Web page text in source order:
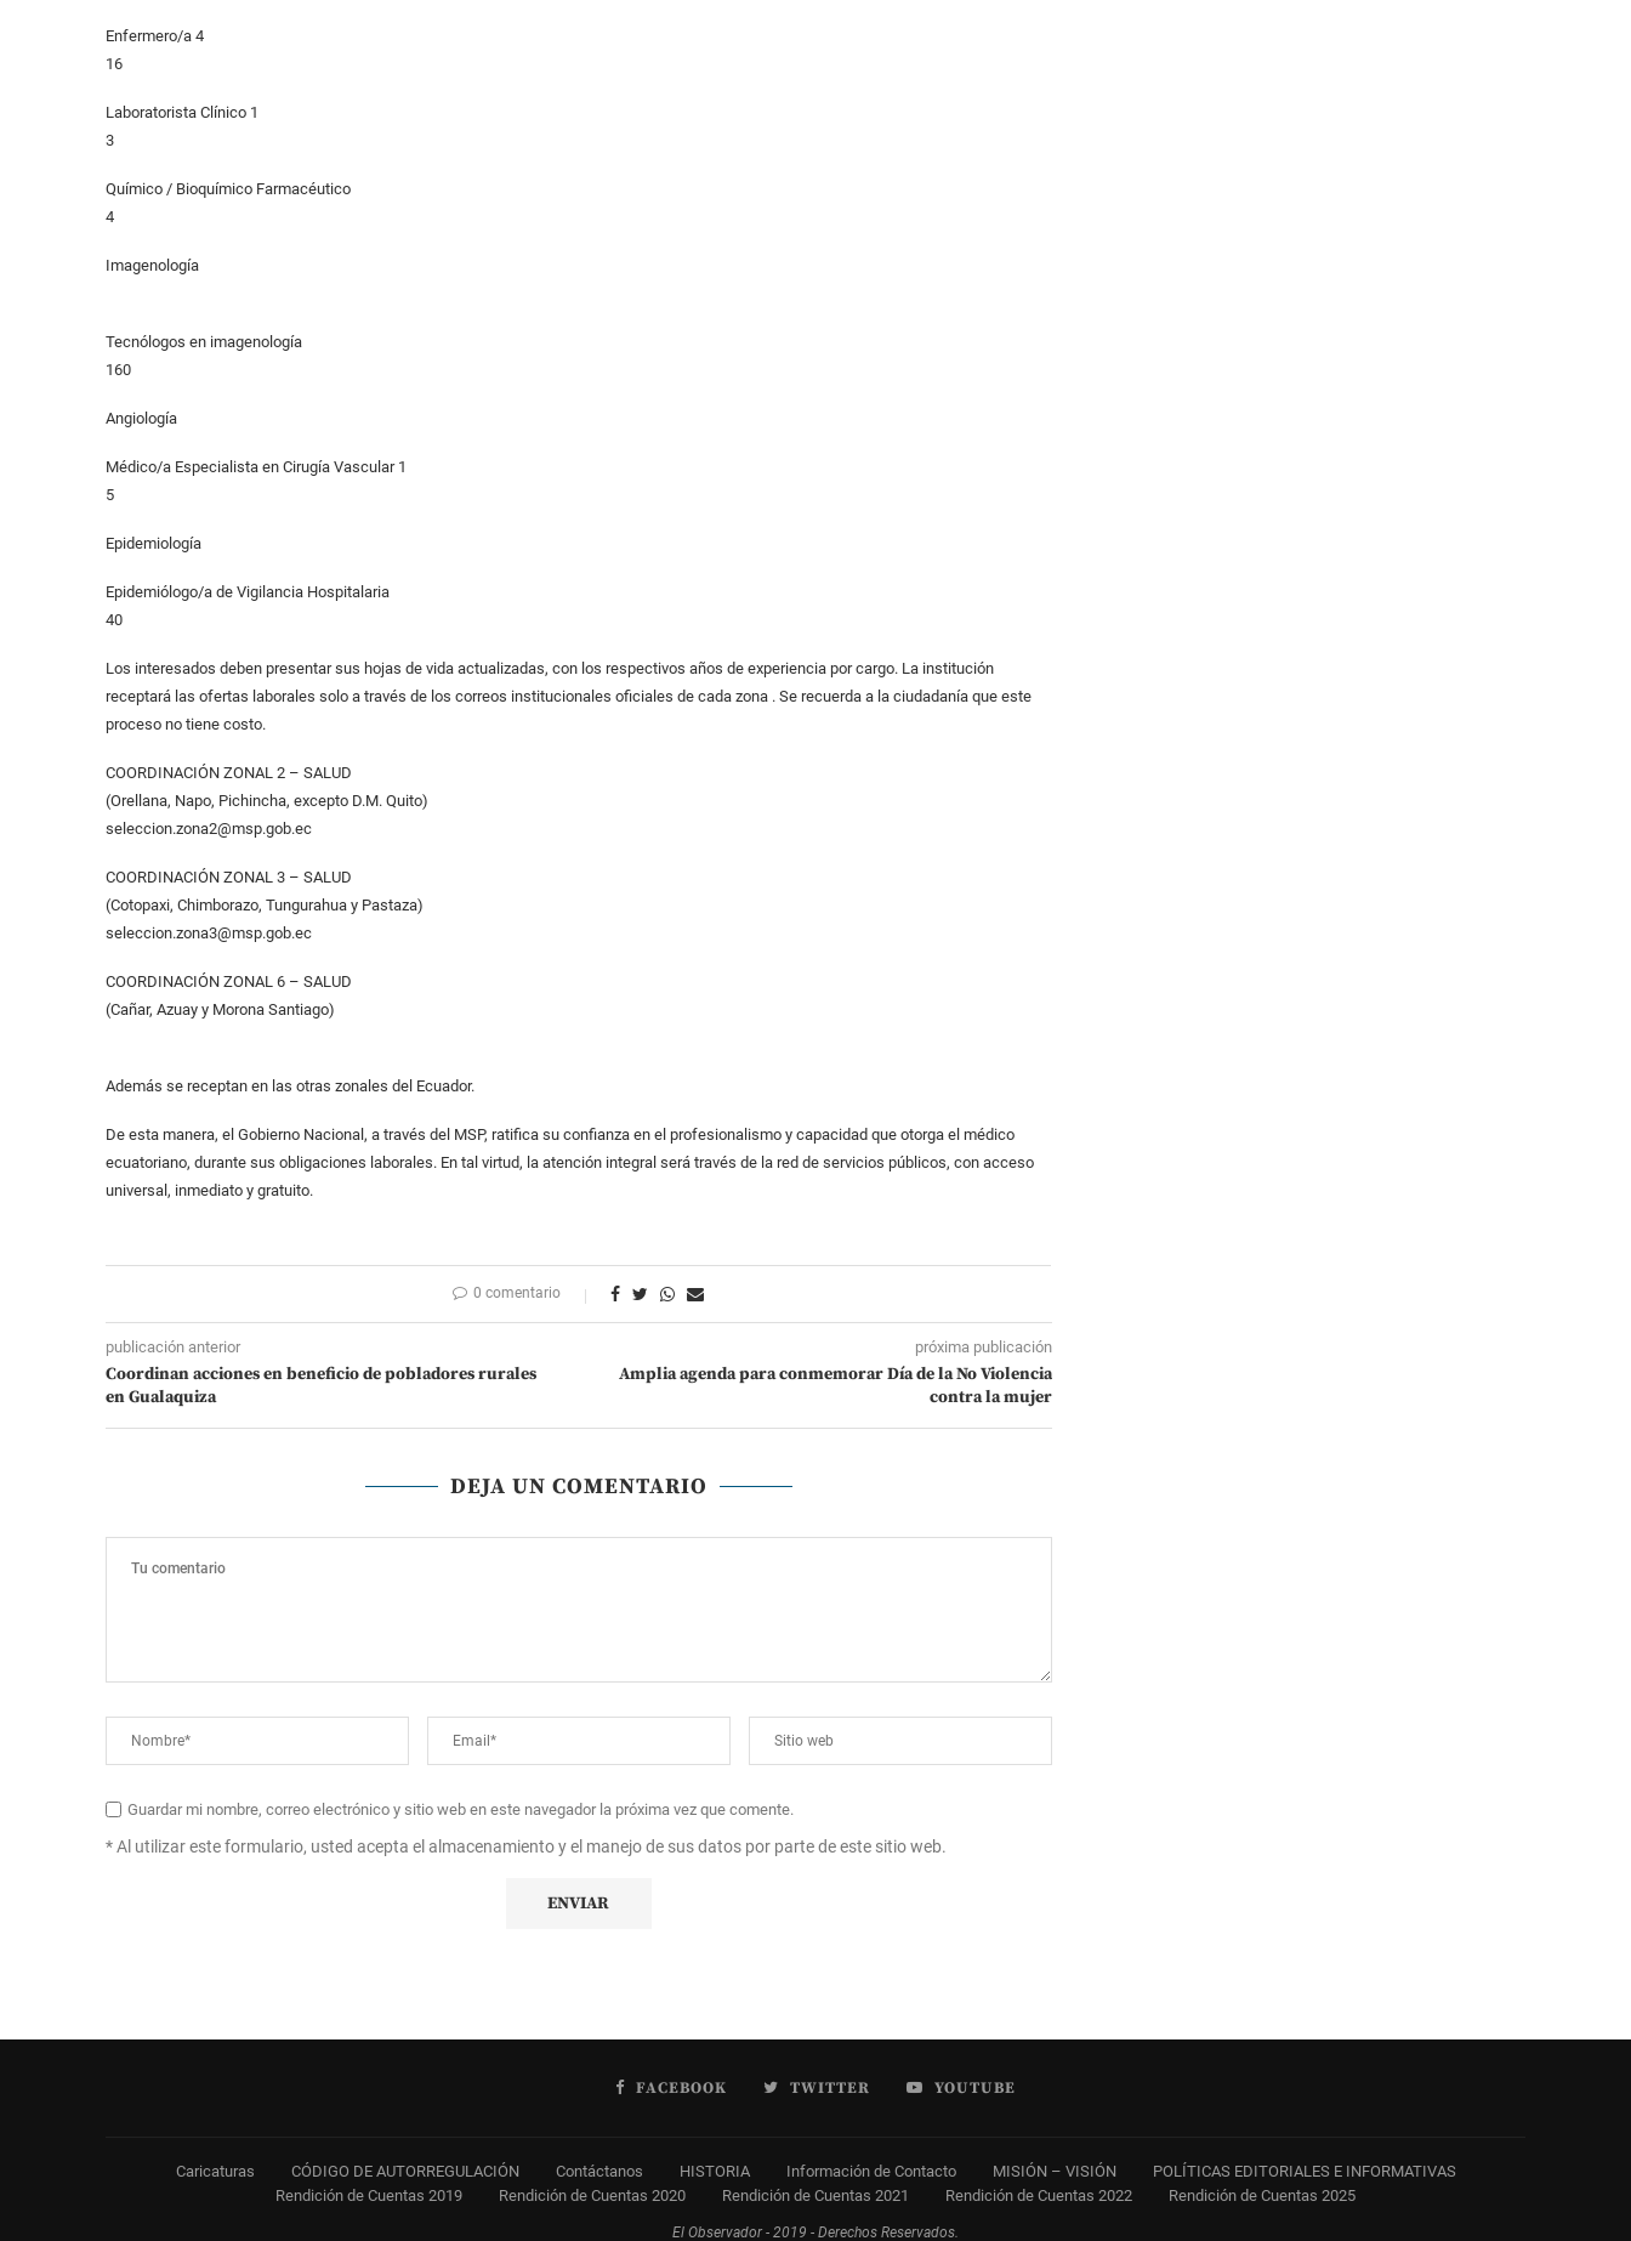
Enfermero/a 4
16
Laboratorista Clínico 1
3
Químico / Bioquímico Farmacéutico
4
Imagenología
Tecnólogos en imagenología
160
Angiología
Médico/a Especialista en Cirugía Vascular 1
5
Epidemiología
Epidemiólogo/a de Vigilancia Hospitalaria
40
Los interesados deben presentar sus hojas de vida actualizadas, con los respectivos años de experiencia por cargo. La institución
receptará las ofertas laborales solo a través de los correos institucionales oficiales de cada zona . Se recuerda a la ciudadanía que este
proceso no tiene costo.
COORDINACIÓN ZONAL 2 – SALUD
(Orellana, Napo, Pichincha, excepto D.M. Quito)
seleccion.zona2@msp.gob.ec
COORDINACIÓN ZONAL 3 – SALUD
(Cotopaxi, Chimborazo, Tungurahua y Pastaza)
seleccion.zona3@msp.gob.ec
COORDINACIÓN ZONAL 6 – SALUD
(Cañar, Azuay y Morona Santiago)
Además se receptan en las otras zonales del Ecuador.
De esta manera, el Gobierno Nacional, a través del MSP, ratifica su confianza en el profesionalismo y capacidad que otorga el médico
ecuatoriano, durante sus obligaciones laborales. En tal virtud, la atención integral será través de la red de servicios públicos, con acceso
universal, inmediato y gratuito.
0 comentario
publicación anterior
Coordinan acciones en beneficio de pobladores rurales
en Gualaquiza
próxima publicación
Amplia agenda para conmemorar Día de la No Violencia
contra la mujer
DEJA UN COMENTARIO
Guardar mi nombre, correo electrónico y sitio web en este navegador la próxima vez que comente.
* Al utilizar este formulario, usted acepta el almacenamiento y el manejo de sus datos por parte de este sitio web.
FACEBOOK TWITTER YOUTUBE
Caricaturas CÓDIGO DE AUTORREGULACIÓN Contáctanos HISTORIA Información de Contacto MISIÓN – VISIÓN
POLÍTICAS EDITORIALES E INFORMATIVAS
Rendición de Cuentas 2019
Rendición de Cuentas 2020 Rendición de Cuentas 2021 Rendición de Cuentas 2022 Rendición de Cuentas 2025
El Observador - 2019 - Derechos Reservados.